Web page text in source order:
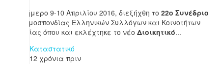
Το διήμερο 9-10 Απριλίου 2016, διεξήχθη το 22ο Συνέδριο
της Ομοσπονδίας Ελληνικών Συλλόγων και Κοινοτήτων
Σουηδίας όπου και εκλέχτηκε το νέο Διοικητικό...
Καταστατικό
12 χρόνια πριν